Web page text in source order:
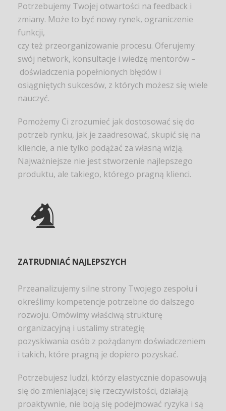
Potrzebujemy Twojej otwartości na feedback i
zmiany. Może to być nowy rynek, ograniczenie
funkcji,
czy też przeorganizowanie procesu. Oferujemy
swój network, konsultacje i wiedzę mentorów –
doświadczenia popełnionych błędów i
osiągniętych sukcesów, z których możesz się wiele
nauczyć.
Pomożemy Ci zrozumieć jak dostosować się do
potrzeb rynku, jak je zaadresować, skupić się na
kliencie, a nie tylko podążać za własną wizją.
Najważniejsze nie jest stworzenie najlepszego
produktu, ale takiego, którego pragną klienci.
ZATRUDNIAĆ NAJLEPSZYCH
Przeanalizujemy silne strony Twojego zespołu i
określimy kompetencje potrzebne do dalszego
rozwoju. Omówimy właściwą strukturę
organizacyjną i ustalimy strategię
pozyskiwania osób z pożądanym doświadczeniem
i takich, które pragną je dopiero pozyskać.
Potrzebujesz ludzi, którzy elastycznie dopasowują
się do zmieniającej się rzeczywistości, działają
proaktywnie, nie boją się podejmować ryzyka i są